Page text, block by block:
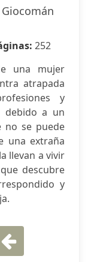
252
una mujer
atrapada
y
debido a un
no se puede
una extraña
llevan a vivir
descubre
y